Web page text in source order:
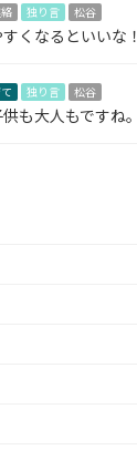
独り言 松谷
くなるといいな！
独り言 松谷
も大人もですね。